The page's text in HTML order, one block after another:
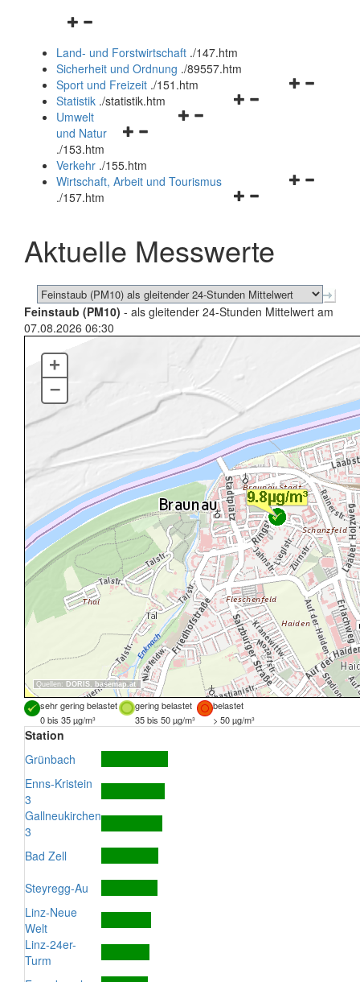
Navigationsmenü
und
schließen
Land- und Forstwirtschaft ./147.htm
Sicherheit und Ordnung ./89557.htm
Navigationsmenü
Sport und Freizeit ./151.htm
Navigationsmenü
Statistik ./statistik.htm
Navigationsmenü
und
schließen
Umwelt
und Natur
./153.htm
Verkehr ./155.htm
Navigationsmenü
schließen
Wirtschaft, Arbeit und Tourismus
./157.htm
Aktuelle Messwerte
Feinstaub (PM10) - als gleitender 24-Stunden Mittelwert am
07.08.2026 06:30
Quellen: DORIS, basemap.at
+
–
sehr gering belastet gering belastet
belastet
0 bis 35 µg/m³
35 bis 50 µg/m³ > 50 µg/m³
Station
Grünbach
Enns-Kristein
3
Gallneukirchen
3
Bad Zell
Steyregg-Au
Linz-Neue
Welt
Linz-24er-
Turm